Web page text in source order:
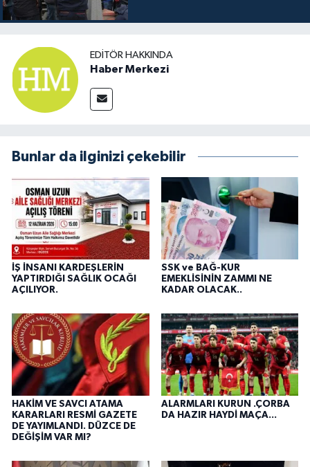
EDITÖR HAKKINDA
Haber Merkezi
Bunlar da ilginizi çekebilir
İŞ İNSANI KARDEŞLERİN
YAPTIRDIĞI SAĞLIK OCAĞI
AÇILIYOR.
SSK ve BAĞ-KUR
EMEKLİSİNİN ZAMMI NE
KADAR OLACAK..
HAKİM VE SAVCI ATAMA
KARARLARI RESMİ GAZETE
DE YAYIMLANDI. DÜZCE DE
DEĞİŞİM VAR MI?
ALARMLARI KURUN .ÇORBA
DA HAZIR HAYDİ MAÇA...